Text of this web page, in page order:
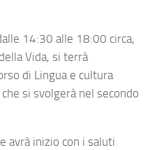
14:30 alle 18:00 circa,
Vida, si terrà
di Lingua e cultura
si svolgerà nel secondo
avrà inizio con i saluti